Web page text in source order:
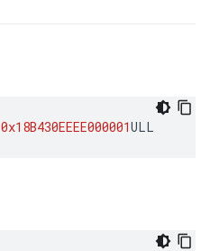
0x18B430EEEE000001ULL